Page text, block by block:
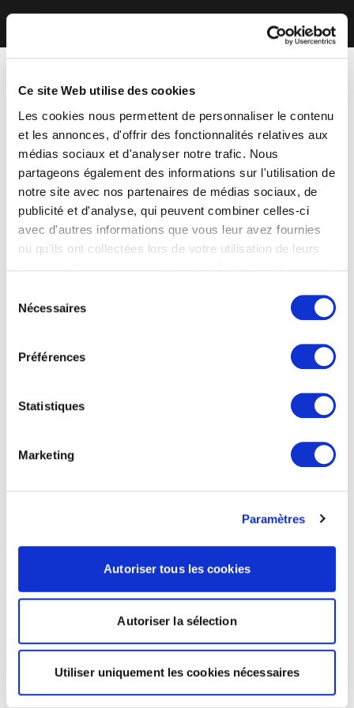
Ce site Web utilise des cookies
Les cookies nous permettent de personnaliser le contenu
et les annonces, d'offrir des fonctionnalités relatives aux
médias sociaux et d'analyser notre trafic. Nous
partageons également des informations sur l'utilisation de
notre site avec nos partenaires de médias sociaux, de
publicité et d'analyse, qui peuvent combiner celles-ci
avec d'autres informations que vous leur avez fournies
ou qu'ils ont collectées lors de votre utilisation de leurs
Nécessaires
Préférences
Statistiques
Marketing
Paramètres
Autoriser tous les cookies
Autoriser la sélection
Utiliser uniquement les cookies nécessaires